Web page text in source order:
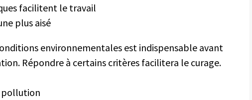
facilitent le travail
plus aisé
environnementales est indispensable avant
Répondre à certains critères facilitera le curage.
pollution